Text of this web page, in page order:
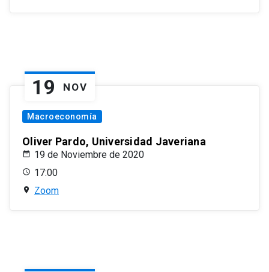
19 NOV
Macroeconomía
Oliver Pardo, Universidad Javeriana
19 de Noviembre de 2020
17:00
Zoom